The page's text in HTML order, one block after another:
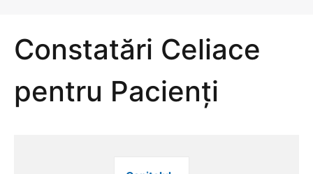
Constatări Celiace
pentru Pacienți